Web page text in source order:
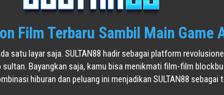
Film Terbaru Sambil Main Game
satu layar saja. SULTAN88 hadir sebagai platform
Bayangkan saja, kamu bisa menikmati film-film
hiburan dan peluang ini menjadikan SULTAN88